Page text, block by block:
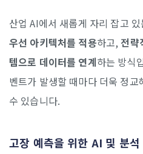
산업 AI에서 새롭게 자리 잡고
우선 아키텍처를 적용하고, 전략
템으로 데이터를 연계하는 방식
벤트가 발생할 때마다 더욱 정
수 있습니다.
고장 예측을 위한 AI 및 분석